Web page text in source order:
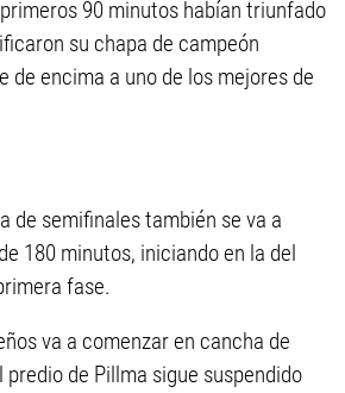
90 minutos habían triunfado
su chapa de campeón
de encima a uno de los mejores de
de semifinales también se va a
180 minutos, iniciando en la del
fase.
va a comenzar en cancha de
predio de Pillma sigue suspendido